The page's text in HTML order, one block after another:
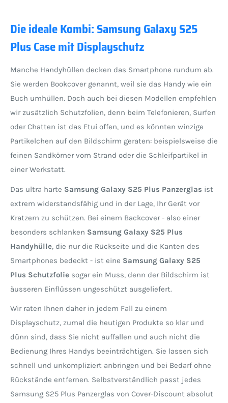
Die ideale Kombi: Samsung Galaxy S25
Plus Case mit Displayschutz
Manche Handyhüllen decken das Smartphone rundum ab.
Sie werden Bookcover genannt, weil sie das Handy wie ein
Buch umhüllen. Doch auch bei diesen Modellen empfehlen
wir zusätzlich Schutzfolien, denn beim Telefonieren, Surfen
oder Chatten ist das Etui offen, und es könnten winzige
Partikelchen auf den Bildschirm geraten: beispielsweise die
feinen Sandkörner vom Strand oder die Schleifpartikel in
einer Werkstatt.
Das ultra harte Samsung Galaxy S25 Plus Panzerglas ist
extrem widerstandsfähig und in der Lage, Ihr Gerät vor
Kratzern zu schützen. Bei einem Backcover - also einer
besonders schlanken Samsung Galaxy S25 Plus
Handyhülle, die nur die Rückseite und die Kanten des
Smartphones bedeckt - ist eine Samsung Galaxy S25
Plus Schutzfolie sogar ein Muss, denn der Bildschirm ist
äusseren Einflüssen ungeschützt ausgeliefert.
Wir raten Ihnen daher in jedem Fall zu einem
Displayschutz, zumal die heutigen Produkte so klar und
dünn sind, dass Sie nicht auffallen und auch nicht die
Bedienung Ihres Handys beeinträchtigen. Sie lassen sich
schnell und unkompliziert anbringen und bei Bedarf ohne
Rückstände entfernen. Selbstverständlich passt jedes
Samsung S25 Plus Panzerglas von Cover-Discount absolut